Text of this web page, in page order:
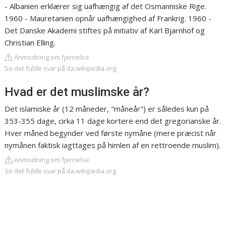
- Albanien erklærer sig uafhængig af det Osmanniske Rige.
1960 - Mauretanien opnår uafhængighed af Frankrig. 1960 -
Det Danske Akademi stiftes på initiativ af Karl Bjarnhof og
Christian Elling.
Anmodning om fjernelse
Se det fulde svar på da.wikipedia.org
Hvad er det muslimske år?
Det islamiske år (12 måneder, "måneår") er således kun på
353-355 dage, cirka 11 dage kortere end det gregorianske år.
Hver måned begynder ved første nymåne (mere præcist når
nymånen faktisk iagttages på himlen af en rettroende muslim).
Anmodning om fjernelse
Se det fulde svar på da.wikipedia.org